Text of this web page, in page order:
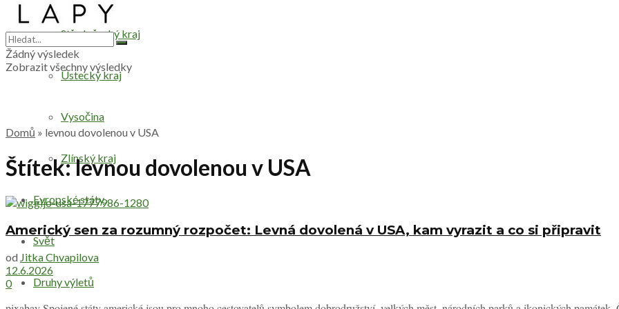
Středočeský kraj
Ústecký kraj
Vysočina
Zlínský kraj
Evropské státy
Svět
Druhy výletů
Žádný výsledek
Zobrazit všechny výsledky
Domů » levnou dovolenou v USA
Štítek:levnou dovolenou v USA
Americký sen za rozumný rozpočet: Levná dovolená v USA, kam vyrazit a co si připravit
od Jitka Chvapilova
12.6.2026
0